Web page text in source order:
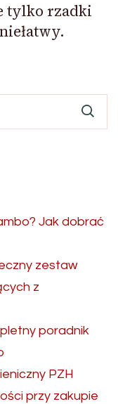
tylko rzadki
Jak dobrać
zestaw
z
poradnik
PZH
przy zakupie